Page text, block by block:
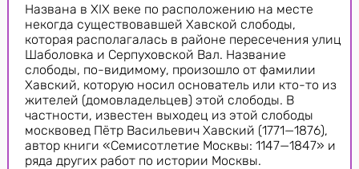
Названа в XIX веке по расположению на месте
некогда существовавшей Хавской слободы,
которая располагалась в районе пересечения улиц
Шаболовка и Серпуховской Вал. Название
слободы, по-видимому, произошло от фамилии
Хавский, которую носил основатель или кто-то из
жителей (домовладельцев) этой слободы. В
частности, известен выходец из этой слободы
москвовед Пётр Васильевич Хавский (1771—1876),
автор книги «Семисотлетие Москвы: 1147—1847» и
ряда других работ по истории Москвы.